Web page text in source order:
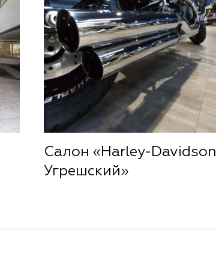
Салон «Harley-Davidson
Угрешский»